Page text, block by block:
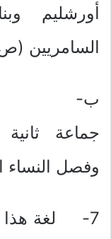
أورشليم
السامريين (ص 1- ص
ب‌-
جماعة
وفصل النساء
7- لغة هذا